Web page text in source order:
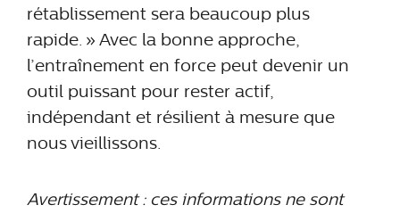
rétablissement sera beaucoup plus
rapide. » Avec la bonne approche,
l’entraînement en force peut devenir un
outil puissant pour rester actif,
indépendant et résilient à mesure que
nous vieillissons.
Avertissement : ces informations ne sont